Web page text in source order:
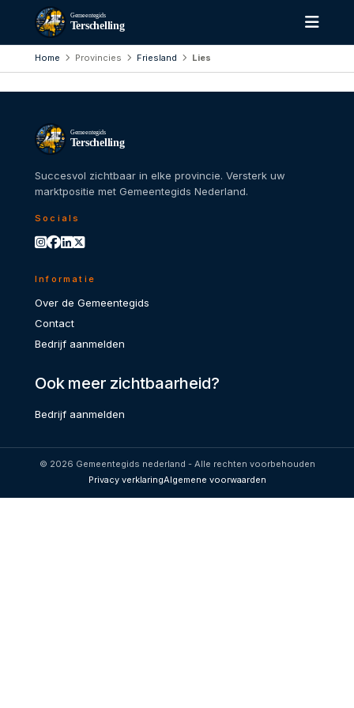
Gemeentegids
Terschelling
Home Provincies Friesland Lies
Gemeentegids
Terschelling
Succesvol zichtbaar in elke provincie. Versterk uw
marktpositie met Gemeentegids Nederland.
Socials
Informatie
Over de Gemeentegids
Contact
Bedrijf aanmelden
Ook meer zichtbaarheid?
Bedrijf aanmelden
© 2026 Gemeentegids nederland - Alle rechten voorbehouden
Privacy verklaringAlgemene voorwaarden